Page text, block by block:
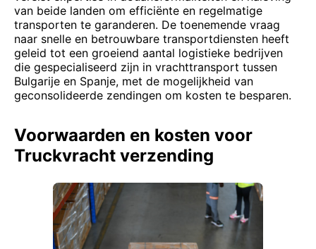
van beide landen om efficiënte en regelmatige
transporten te garanderen. De toenemende vraag
naar snelle en betrouwbare transportdiensten heeft
geleid tot een groeiend aantal logistieke bedrijven
die gespecialiseerd zijn in vrachttransport tussen
Bulgarije en Spanje, met de mogelijkheid van
geconsolideerde zendingen om kosten te besparen.
Voorwaarden en kosten voor
Truckvracht verzending